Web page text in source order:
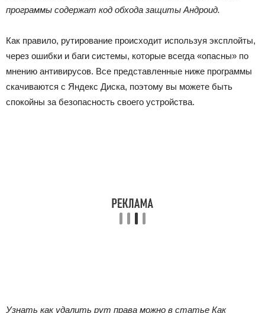
программы содержат код обхода защиты Андроид.
Как правило, рутирование происходит используя эксплойты,
через ошибки и баги системы, которые всегда «опасны» по
мнению антивирусов. Все представленные ниже программы
скачиваются с Яндекс Диска, поэтому вы можете быть
спокойны за безопасность своего устройства.
Узнать как удалить рут права можно в статье Как